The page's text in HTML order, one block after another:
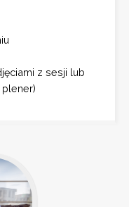
z sesji lub